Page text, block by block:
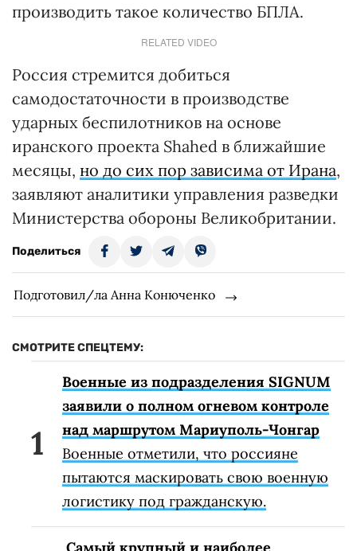
производить такое количество БПЛА.
RELATED VIDEO
Россия стремится добиться
самодостаточности в производстве
ударных беспилотников на основе
иранского проекта Shahed в ближайшие
месяцы, но до сих пор зависима от Ирана,
заявляют аналитики управления разведки
Министерства обороны Великобритании.
Поделиться
Подготовил/ла Анна Конюченко
СМОТРИТЕ СПЕЦТЕМУ:
Военные из подразделения SIGNUM
заявили о полном огневом контроле
над маршрутом Мариуполь-Чонгар
Военные отметили, что россияне
пытаются маскировать свою военную
логистику под гражданскую.
Самый крупный и наиболее